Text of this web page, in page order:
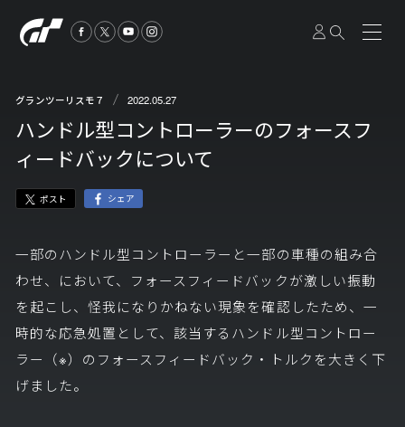
グランツーリスモ７ 2022.05.27
ハンドル型コントローラーのフォースフ
ィードバックについて
ポスト シェア
一部のハンドル型コントローラーと一部の車種の組み合
わせ、において、フォースフィードバックが激しい振動
を起こし、怪我になりかねない現象を確認したため、一
時的な応急処置として、該当するハンドル型コントロー
ラー（※）のフォースフィードバック・トルクを大きく下
げました。